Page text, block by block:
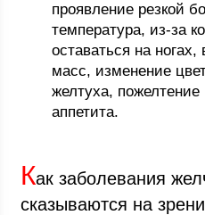
проявление резкой
температура, из-за
оставаться на
масс, изменение
желтуха, пожелтение
аппетита.
Как заболевания
сказываются на